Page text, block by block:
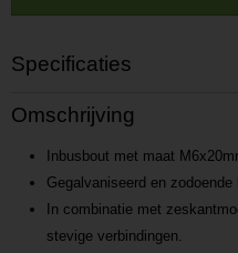
Specificaties
Productcode
P201942510523
Productcode leverancier
P201942510523
Omschrijving
Inbusbout met maat
Gegalvaniseerd en
In combinatie met
stevige verbindingen.